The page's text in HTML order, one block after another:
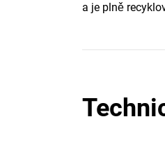
a je plně